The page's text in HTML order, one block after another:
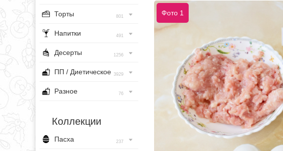
Торты 801
Напитки 491
Десерты 1256
ПП / Диетическое 3929
Разное 76
Коллекции
Пасха 237
Фото 1